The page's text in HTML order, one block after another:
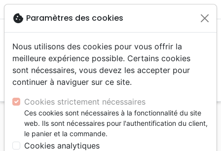
menu
Accueil Livres Recueils de chants
Adultes
J'aime l'Éternel vol.3 - Nos 722-999, recueil de
chants à spirales
cookie Paramètres des cookies
Nous utilisons des cookies pour vous offrir la
meilleure expérience possible. Certains cookies
sont nécessaires, vous devez les accepter pour
continuer à naviguer sur ce site.
Cookies strictement nécessaires
Ces cookies sont nécessaires à la fonctionnalité du site
web. Ils sont nécessaires pour l'authentification du client,
le panier et la commande.
Cookies analytiques